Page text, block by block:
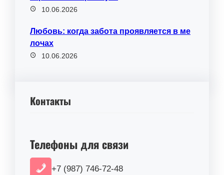
10.06.2026
Любовь: когда забота проявляется в ме
лочах
10.06.2026
Контакты
Телефоны для связи
+7 (987) 746-72-48